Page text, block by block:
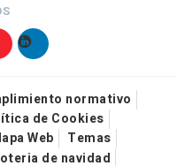
normativo
de Cookies
Web
Temas
de navidad